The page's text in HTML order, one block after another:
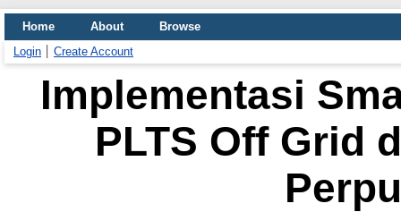
Home About
Browse
Login
Create Account
Implementasi
PLTS Off Grid